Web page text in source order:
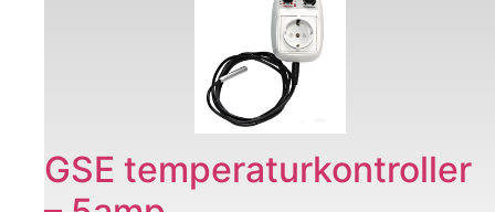
GSE temperaturkontroller